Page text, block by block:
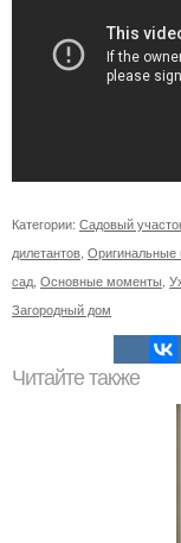
Категории: Садовый
дилетантов Оригинальные
сад Основные моменты
Загородный дом
Читайте также